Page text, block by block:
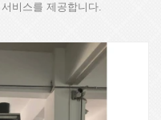
비스를 제공합니다.